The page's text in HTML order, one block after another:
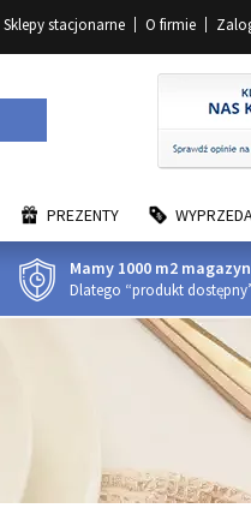
Sklepy stacjonarne O firmie
PREZENTY
Mamy 1000 m2
Dlatego “produkt